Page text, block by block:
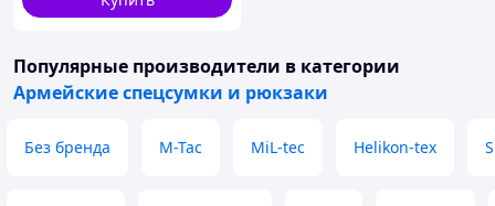
Популярные производители в категории
Армейские спецсумки и рюкзаки
Без бренда M-Tac MiL-tec Helikon-tex